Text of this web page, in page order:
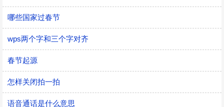
哪些国家过春节
wps两个字和三个字对齐
春节起源
怎样关闭拍一拍
语音通话是什么意思